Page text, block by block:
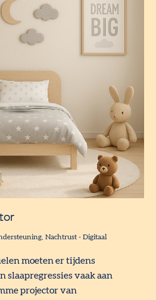
Nachtrust - Digitaal
moeten er tijdens
slaapregressies vaak aan
projector van